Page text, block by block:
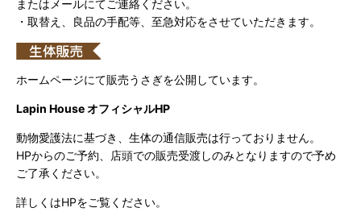
またはメールにてご連絡ください。
・取替え、良品の手配等、至急対応をさせていただきます。
ホームページにて販売うさぎを公開しています。
Lapin House オフィシャルHP
動物愛護法に基づき、生体の通信販売は行っておりません。
HPからのご予約、店頭での販売受渡しのみとなりますので予め
ご了承ください。
詳しくはHPをご覧ください。